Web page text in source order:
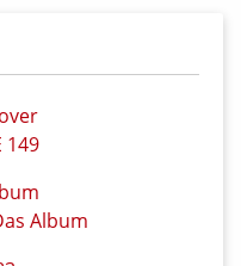
149
Album